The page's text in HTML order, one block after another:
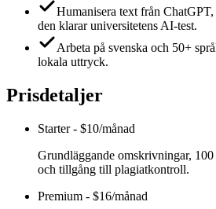
Humanisera text från
den klarar universitetens AI-test.
Arbeta på svenska och 50+
lokala uttryck.
Prisdetaljer
Starter- $10/månad
Grundläggande omskrivningar,
och tillgång till plagiatkontroll.
Premium - $16/månad